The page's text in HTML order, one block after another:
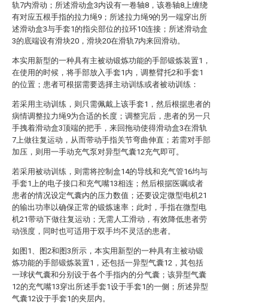
轨7内滑动；所述滑动盒3内设有一卷轴8，该卷轴8上缠绕
有对应五根手指的拉力绳9；所述拉力绳9的另一端穿出所
述滑动盒3与手套1的指尖部位的拉环10连接；所述滑动盒
3的底端设有滑块20，滑块20在滑轨7内来回滑动。
本实用新型的一种具有主被动锻炼功能的手部锻炼装置1，
在使用的时候，将手部放入手套1内，调整臂托2和手套1
的位置；患者可根据需要选择主动训练或者被动训练：
若采用主动训练，则只需佩戴上该手套1，然后根据患者的
病情调整拉力绳9为合适的长度；调整完后，患者的另一只
手拽着滑动盒3顶端的把手，来回拖动使得滑动盒3在滑轨
7上做往复运动，从而带动手指关节弯曲伸直；若需对手部
加压，则用一手动充气泵对异型气囊12充气即可。
若采用被动训练，则需将控制盒14的导线和充气管16均与
手套1上的电子接口和充气嘴13相连；然后根据医嘱或者
患者的情况设定气囊内的压力数值；还要设定微型电机21
的输出功率以确保正常的锻炼速率；此时，手指在微型电
机21带动下做往复运动；无需人工滑动，有效降低患者劳
动强度，同时也可适用于双手均不灵活的患者。
如图1、图2和图3所示，本实用新型的一种具有主被动锻
炼功能的手部锻炼装置1，还包括一异型气囊12，其包括
一球状气囊和分别设于各个手指内的分气囊；该异型气囊
12的充气嘴13穿出所述手套1设于手套1的一侧；所述异型
气囊12设于手套1的夹层内。